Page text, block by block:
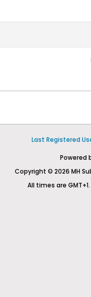
Last Registered
Powered
Copyright © 2026 MH
All times are